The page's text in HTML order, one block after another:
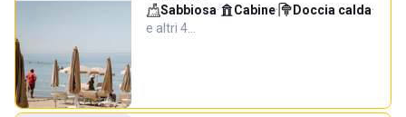
Sabbiosa· Cabine· Doccia calda·
e altri 4…